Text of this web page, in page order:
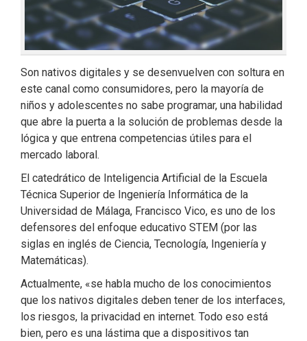
Son nativos digitales y se desenvuelven con soltura en
este canal como consumidores, pero la mayoría de
niños y adolescentes no sabe programar, una habilidad
que abre la puerta a la solución de problemas desde la
lógica y que entrena competencias útiles para el
mercado laboral.
El catedrático de Inteligencia Artificial de la Escuela
Técnica Superior de Ingeniería Informática de la
Universidad de Málaga, Francisco Vico, es uno de los
defensores del enfoque educativo STEM (por las
siglas en inglés de Ciencia, Tecnología, Ingeniería y
Matemáticas).
Actualmente, «se habla mucho de los conocimientos
que los nativos digitales deben tener de los interfaces,
los riesgos, la privacidad en internet. Todo eso está
bien, pero es una lástima que a dispositivos tan